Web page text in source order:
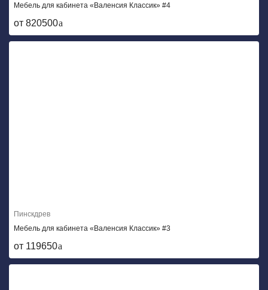
Мебель для кабинета «Валенсия Классик» #4
от 820500
Пинскдрев
Мебель для кабинета «Валенсия Классик» #3
от 119650